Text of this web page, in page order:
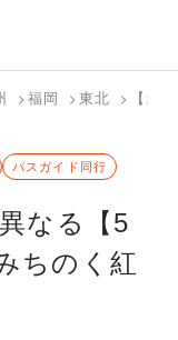
ら探す
福岡 東北 【北
なる【5
ちのく紅
バスガイド同行